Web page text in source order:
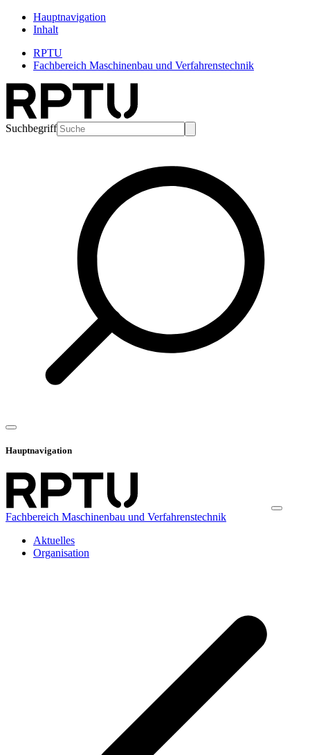
Hauptnavigation
Inhalt
RPTU
Fachbereich Maschinenbau und Verfahrenstechnik
Suchbegriff
Hauptnavigation
Fachbereich Maschinenbau und Verfahrenstechnik
Aktuelles
Organisation